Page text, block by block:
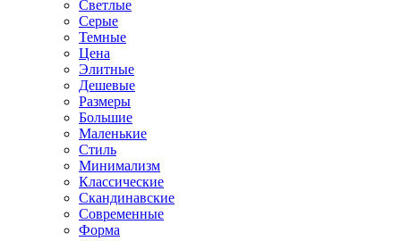
Светлые
Серые
Темные
Цена
Элитные
Дешевые
Размеры
Большие
Маленькие
Стиль
Минимализм
Классические
Скандинавские
Современные
Форма